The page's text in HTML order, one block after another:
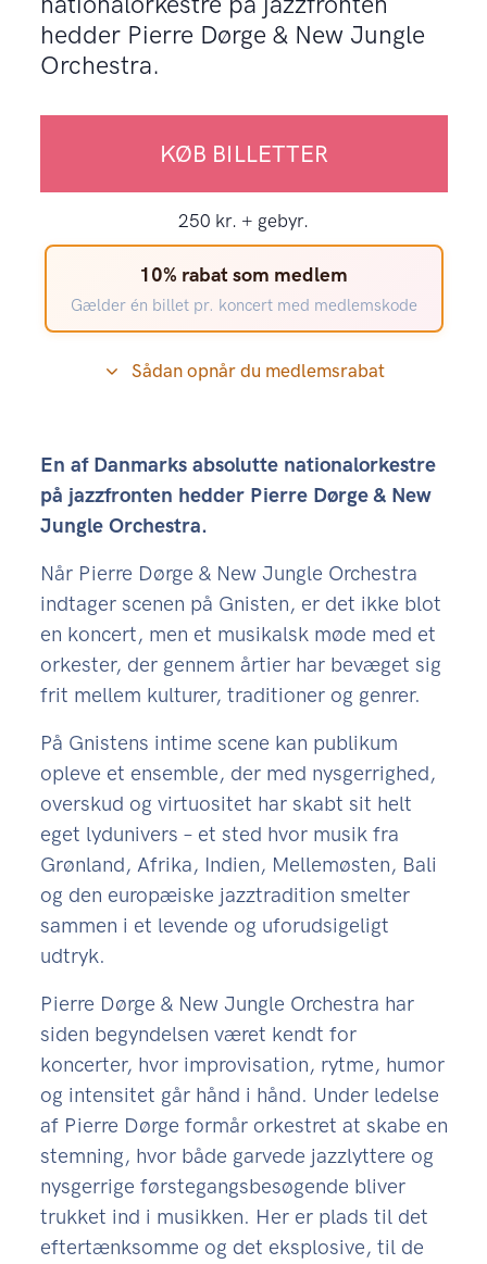
hedder Pierre Dørge & New Jungle
Orchestra.
KØB BILLETTER
250 kr. + gebyr.
10% rabat som medlem
Gælder én billet pr. koncert med medlemskode
Sådan opnår du medlemsrabat
En af Danmarks absolutte nationalorkestre
på jazzfronten hedder Pierre Dørge & New
Jungle Orchestra.
Når Pierre Dørge & New Jungle Orchestra
indtager scenen på Gnisten, er det ikke blot
en koncert, men et musikalsk møde med et
orkester, der gennem årtier har bevæget sig
frit mellem kulturer, traditioner og genrer.
På Gnistens intime scene kan publikum
opleve et ensemble, der med nysgerrighed,
overskud og virtuositet har skabt sit helt
eget lydunivers – et sted hvor musik fra
Grønland, Afrika, Indien, Mellemøsten, Bali
og den europæiske jazztradition smelter
sammen i et levende og uforudsigeligt
udtryk.
Pierre Dørge & New Jungle Orchestra har
siden begyndelsen været kendt for
koncerter, hvor improvisation, rytme, humor
og intensitet går hånd i hånd. Under ledelse
af Pierre Dørge formår orkestret at skabe en
stemning, hvor både garvede jazzlyttere og
nysgerrige førstegangsbesøgende bliver
trukket ind i musikken. Her er plads til det
eftertænksomme og det eksplosive, til de